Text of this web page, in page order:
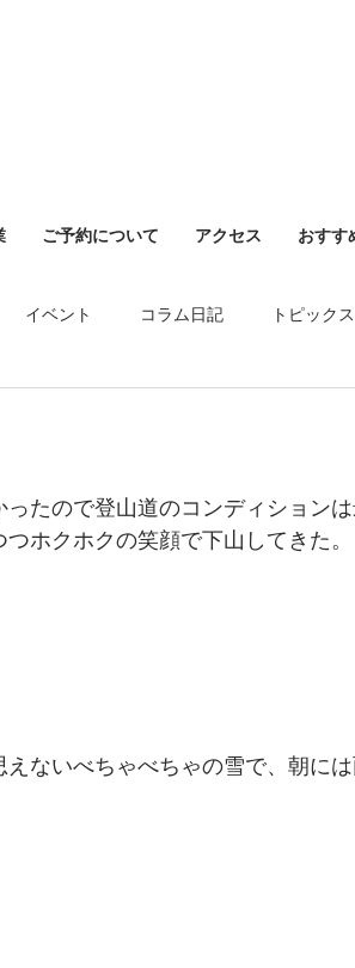
ご予約について アクセス おすす
イベント コラム日記 トピックス
たので登山道のコンディション
ホクホクの笑顔で下山してきた。
ないべちゃべちゃの雪で、朝には